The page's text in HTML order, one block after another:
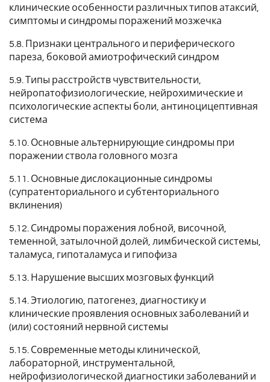
клинические особенности различных типов атаксий,
симптомы и синдромы поражений мозжечка
5.8. Признаки центрального и периферического
пареза, боковой амиотрофический синдром
5.9. Типы расстройств чувствительности,
нейропатофизиологические, нейрохимические и
психологические аспекты боли, антиноцицептивная
система
5.10. Основные альтернирующие синдромы при
поражении ствола головного мозга
5.11. Основные дислокационные синдромы
(супратенториального и субтенториального
вклинения)
5.12. Синдромы поражения лобной, височной,
теменной, затылочной долей, лимбической системы,
таламуса, гипоталамуса и гипофиза
5.13. Нарушение высших мозговых функций
5.14. Этиологию, патогенез, диагностику и
клинические проявления основных заболеваний и
(или) состояний нервной системы
5.15. Современные методы клинической,
лабораторной, инструментальной,
нейрофизиологической диагностики заболеваний и